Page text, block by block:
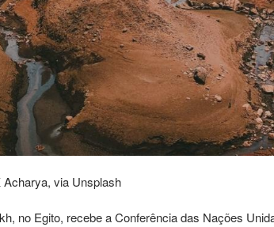
via Unsplash
no Egito, recebe a Conferência das Nações